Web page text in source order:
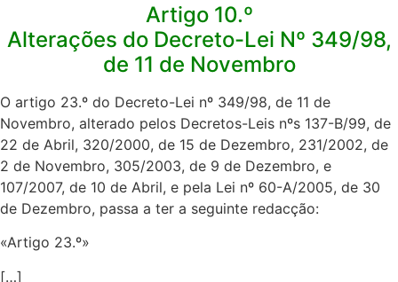
Artigo 10.º
Alterações do Decreto-Lei Nº 349/98,
de 11 de Novembro
O artigo 23.º do Decreto-Lei nº 349/98, de 11 de
Novembro, alterado pelos Decretos-Leis nºs 137-B/99, de
22 de Abril, 320/2000, de 15 de Dezembro, 231/2002, de
2 de Novembro, 305/2003, de 9 de Dezembro, e
107/2007, de 10 de Abril, e pela Lei nº 60-A/2005, de 30
de Dezembro, passa a ter a seguinte redacção:​
«Artigo 23.º»​
[…]